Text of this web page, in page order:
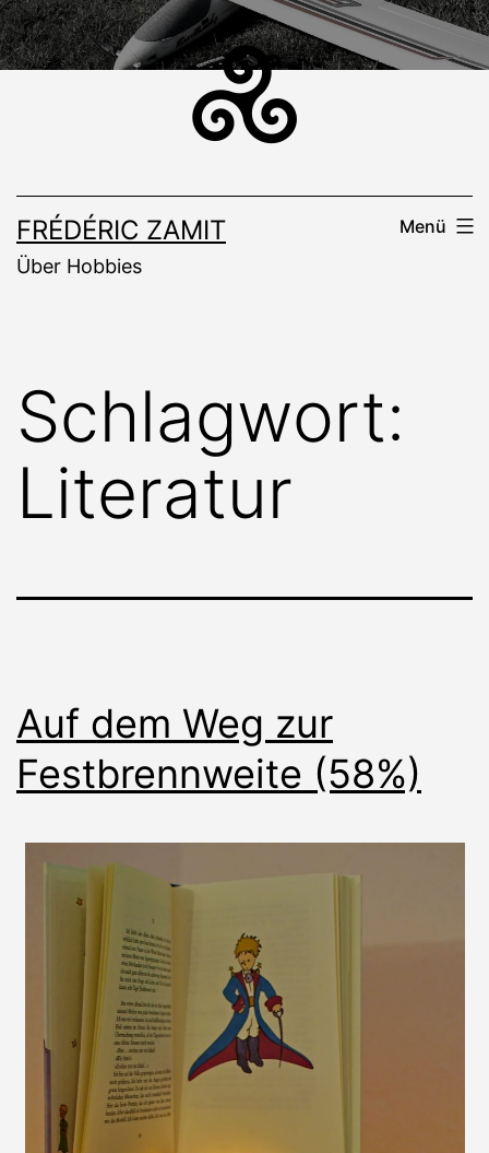
Zum
Inhalt
FRÉDÉRIC ZAMIT
Über Hobbies
Menü
Schlagwort:
Literatur
Auf dem Weg zur
Festbrennweite (58%)